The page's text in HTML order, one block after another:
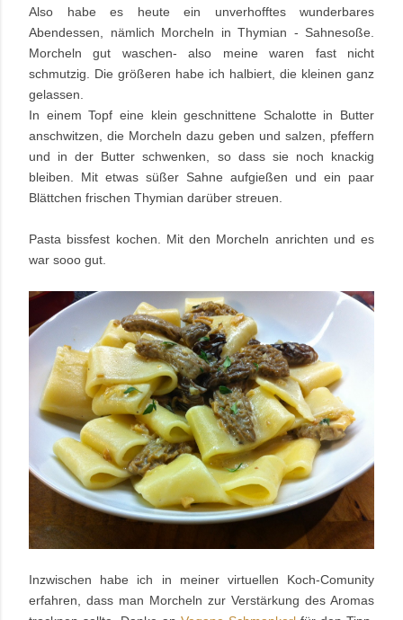
Also habe es heute ein unverhofftes wunderbares
Abendessen, nämlich Morcheln in Thymian - Sahnesoße.
Morcheln gut waschen- also meine waren fast nicht
schmutzig. Die größeren habe ich halbiert, die kleinen ganz
gelassen.
In einem Topf eine klein geschnittene Schalotte in Butter
anschwitzen, die Morcheln dazu geben und salzen, pfeffern
und in der Butter schwenken, so dass sie noch knackig
bleiben. Mit etwas süßer Sahne aufgießen und ein paar
Blättchen frischen Thymian darüber streuen.
Pasta bissfest kochen. Mit den Morcheln anrichten und es
war sooo gut.
Inzwischen habe ich in meiner virtuellen Koch-Comunity
erfahren, dass man Morcheln zur Verstärkung des Aromas